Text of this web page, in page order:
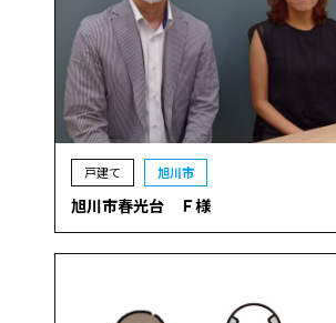
戸建て 旭川市
旭川市春光台 Ｆ様